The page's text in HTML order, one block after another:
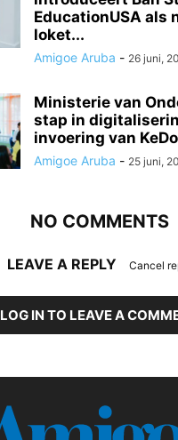
EducationUSA als
loket...
Amigoe Aruba - 26 juni,
Ministerie van
stap in
invoering van KeDo
Amigoe Aruba - 25 juni,
NO COMMENTS
LEAVE A REPLY Cancel
LOG IN TO LEAVE A